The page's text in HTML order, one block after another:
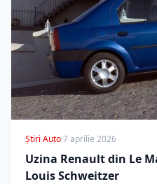
Știri Auto·7 aprilie 2026
Uzina Renault din Le
Louis Schweitzer